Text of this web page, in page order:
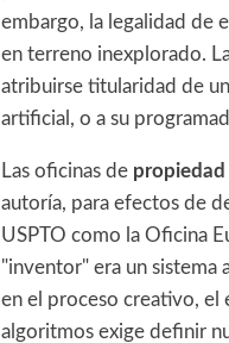
embargo, la legalidad de
en terreno inexplorado.
atribuirse titularidad de
artificial, o a su
Las oficinas de propiedad
autoría, para efectos de
USPTO como la Oficina
"inventor" era un sistema
en el proceso creativo, el
algoritmos exige definir